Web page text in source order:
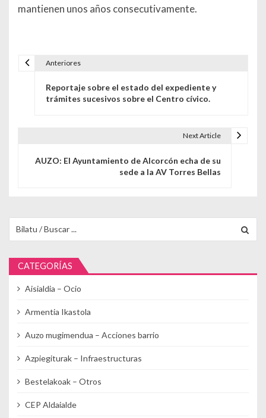
mantienen unos años consecutivamente.
Anteriores
Reportaje sobre el estado del expediente y
trámites sucesivos sobre el Centro cívico.
Next Article
AUZO: El Ayuntamiento de Alcorcón echa de su
sede a la AV Torres Bellas
CATEGORÍAS
Aisialdia – Ocio
Armentia Ikastola
Auzo mugimendua – Acciones barrio
Azpiegiturak – Infraestructuras
Bestelakoak – Otros
CEP Aldaialde